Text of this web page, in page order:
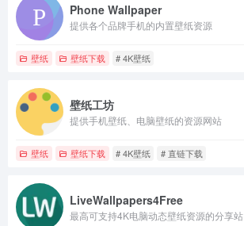
Phone Wallpaper
提供各个品牌手机的内置壁纸资源
壁纸 壁纸下载 # 4K壁纸
壁纸工坊
提供手机壁纸、电脑壁纸的资源网站
壁纸 壁纸下载 # 4K壁纸 # 直链下载
LiveWallpapers4Free
最高可支持4K电脑动态壁纸资源的分享站